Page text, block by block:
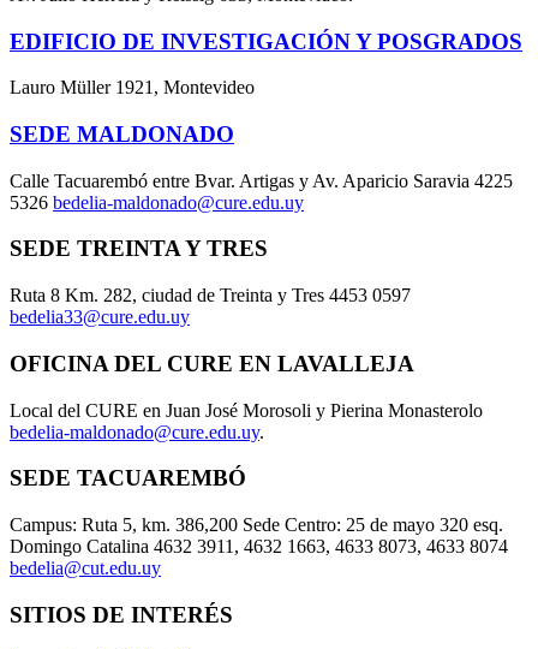
EDIFICIO DE INVESTIGACIÓN Y POSGRADOS
Lauro Müller 1921, Montevideo
SEDE MALDONADO
Calle Tacuarembó entre Bvar. Artigas y Av. Aparicio Saravia 4225
5326 bedelia-maldonado@cure.edu.uy
SEDE TREINTA Y TRES
Ruta 8 Km. 282, ciudad de Treinta y Tres 4453 0597
bedelia33@cure.edu.uy
OFICINA DEL CURE EN LAVALLEJA
Local del CURE en Juan José Morosoli y Pierina Monasterolo
bedelia-maldonado@cure.edu.uy.
SEDE TACUAREMBÓ
Campus: Ruta 5, km. 386,200 Sede Centro: 25 de mayo 320 esq.
Domingo Catalina 4632 3911, 4632 1663, 4633 8073, 4633 8074
bedelia@cut.edu.uy
SITIOS DE INTERÉS